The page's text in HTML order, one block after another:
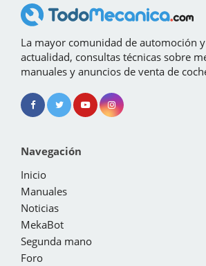
La mayor comunidad de automoción
actualidad, consultas técnicas sobre
manuales y anuncios de venta de
Navegación
Inicio
Manuales
Noticias
MekaBot
Segunda mano
Foro